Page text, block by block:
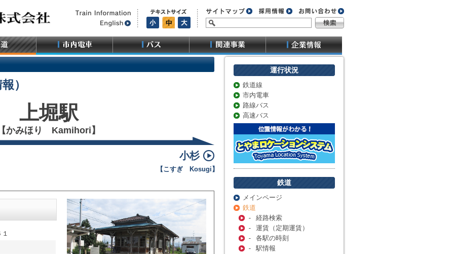
運行状況
鉄道線
市内電車
路線バス
高速バス
鉄道
メインページ
鉄道
- 経路検索
- 運賃（定期運賃）
- 各駅の時刻
- 駅情報
）
上堀駅
かみほり Kamihori】
小杉
【こすぎ Kosugi】